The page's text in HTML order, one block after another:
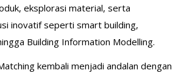
eksplorasi material, serta
inovatif seperti smart building,
Building Information Modelling.
kembali menjadi andalan dengan